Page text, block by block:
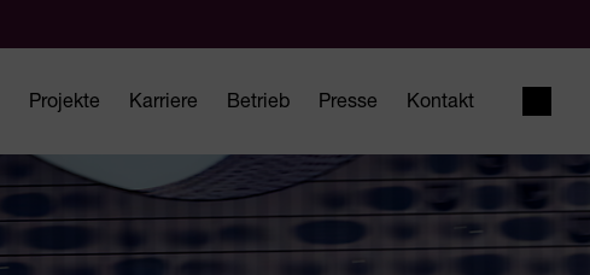
Projekte Karriere Betrieb Presse Kontakt